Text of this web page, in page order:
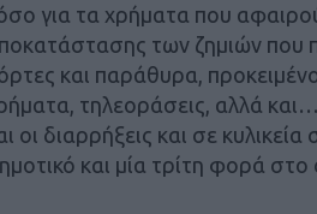
για τα χρήματα που
των ζημιών που
και παράθυρα,
τηλεοράσεις, αλλά
οι διαρρήξεις και σε
και μία τρίτη φορά